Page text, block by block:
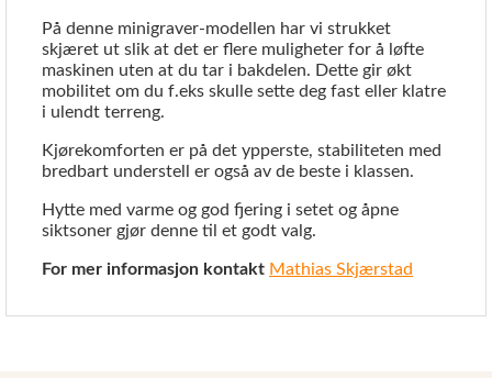
På denne minigraver-modellen har vi strukket
skjæret ut slik at det er flere muligheter for å løfte
maskinen uten at du tar i bakdelen. Dette gir økt
mobilitet om du f.eks skulle sette deg fast eller klatre
i ulendt terreng.
Kjørekomforten er på det ypperste, stabiliteten med
bredbart understell er også av de beste i klassen.
Hytte med varme og god fjering i setet og åpne
siktsoner gjør denne til et godt valg.
For mer informasjon kontakt Mathias Skjærstad